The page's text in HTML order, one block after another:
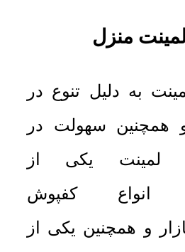
منزل
به دلیل تنوع در
سهولت در
لمینت یکی از
انواع کفپوش
و همچنین یکی از